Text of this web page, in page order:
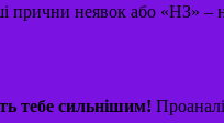
прични неявок або «НЗ» –
тебе сильнішим!